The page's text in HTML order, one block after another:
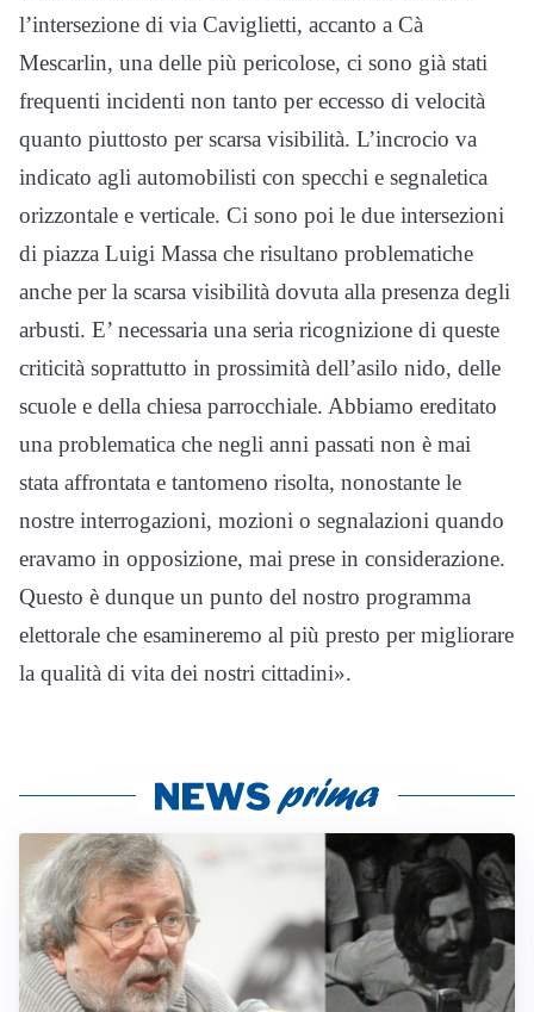
l’intersezione di via Caviglietti, accanto a Cà
Mescarlin, una delle più pericolose, ci sono già stati
frequenti incidenti non tanto per eccesso di velocità
quanto piuttosto per scarsa visibilità. L’incrocio va
indicato agli automobilisti con specchi e segnaletica
orizzontale e verticale. Ci sono poi le due intersezioni
di piazza Luigi Massa che risultano problematiche
anche per la scarsa visibilità dovuta alla presenza degli
arbusti. E’ necessaria una seria ricognizione di queste
criticità soprattutto in prossimità dell’asilo nido, delle
scuole e della chiesa parrocchiale. Abbiamo ereditato
una problematica che negli anni passati non è mai
stata affrontata e tantomeno risolta, nonostante le
nostre interrogazioni, mozioni o segnalazioni quando
eravamo in opposizione, mai prese in considerazione.
Questo è dunque un punto del nostro programma
elettorale che esamineremo al più presto per migliorare
la qualità di vita dei nostri cittadini».